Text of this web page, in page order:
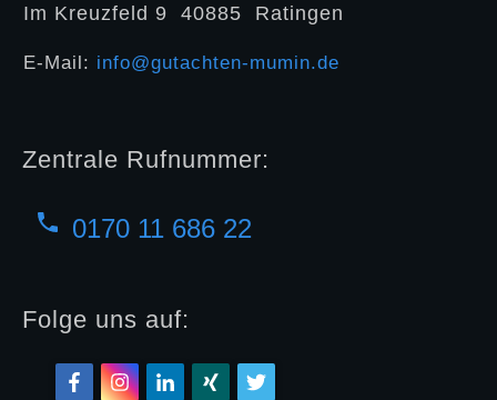
Im Kreuzfeld 9 40885 Ratingen
E-Mail: info@gutachten-mumin.de
Zentrale Rufnummer:
0170 11 686 22
Folge uns auf: